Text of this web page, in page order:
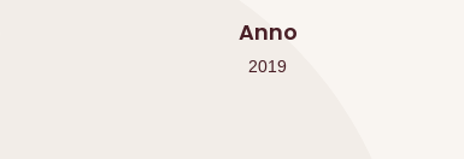
Anno
2019